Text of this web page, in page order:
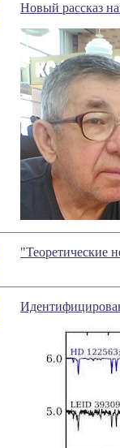
Новый рассказ
"Теоретические